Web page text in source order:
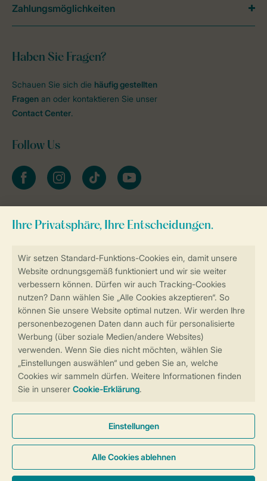
Weitere Informationen und Einstellungen
Sicher und schnell zur Online-Buchung
Sichere Datenübertragung
Sicheres Bezahlen
Haben Sie Fragen?
Schauen Sie sich die häufig gestellten
Fragen an oder kontaktieren Sie unser
Contact Center.
Follow Us
facebookinstagramtiktok youtube
Zum Newsletter anmelden
Zahlungsmöglichkeiten